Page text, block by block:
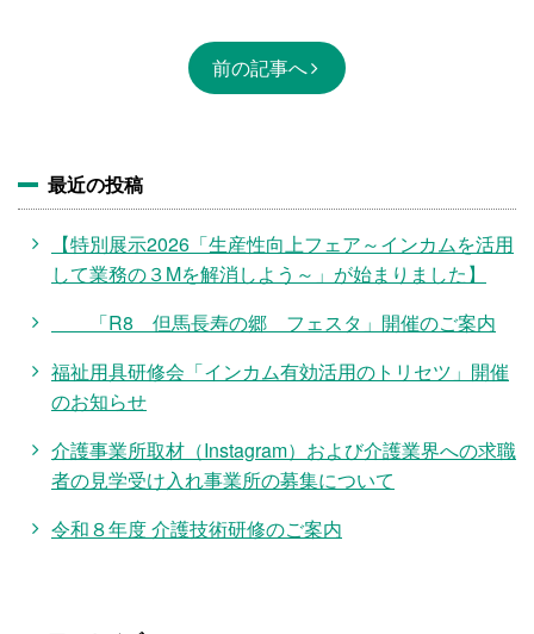
前の記事へ
最近の投稿
【特別展示2026「生産性向上フェア～インカムを活用
して業務の３Mを解消しよう～」が始まりました】
「R8 但馬長寿の郷 フェスタ」開催のご案内
福祉用具研修会「インカム有効活用のトリセツ」開催
のお知らせ
介護事業所取材（Instagram）および介護業界への求職
者の見学受け入れ事業所の募集について
令和８年度 介護技術研修のご案内